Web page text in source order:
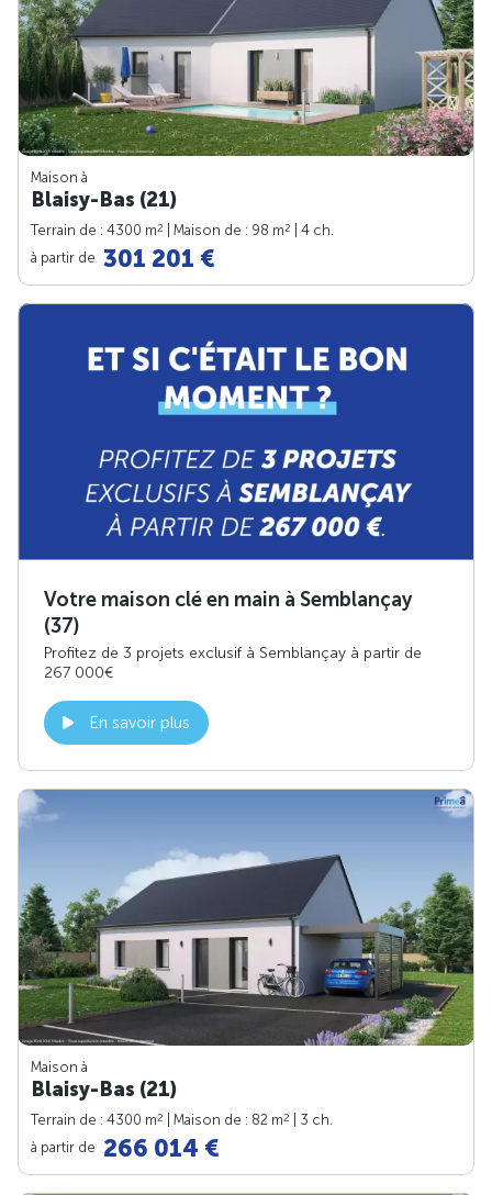
Maison à
Blaisy-Bas (21)
Terrain de : 4300 m2 | Maison de : 98 m2
| 4 ch.
à partir de 301 201 €
Votre maison clé en main à Semblançay
(37)
Profitez de 3 projets exclusif à Semblançay à partir de
267 000€
En savoir plus
Maison à
Blaisy-Bas (21)
Terrain de : 4300 m2 | Maison de : 82 m2
| 3 ch.
à partir de 266 014 €